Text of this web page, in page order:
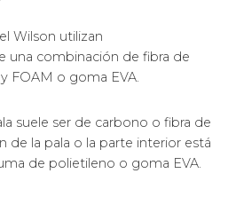
Wilson utilizan
una combinación de fibra de
FOAM o goma EVA.
suele ser de carbono o fibra de
de la pala o la parte interior está
de polietileno o goma EVA.